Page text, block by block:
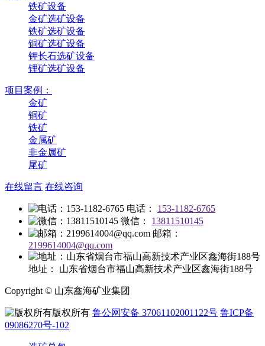
铁矿设备
金矿选矿设备
铁矿选矿设备
铜矿选矿设备
钾长石选矿设备
锂矿选矿设备
项目案例：
金矿
铜矿
铁矿
金属矿
非金属矿
尾矿
在线留言 在线咨询
电话：
153-1182-6765
微信：
13811510145
邮箱：
2199614004@qq.com
地址： 山东省烟台市福山高新技术产业区鑫海街188号
Copyright © 山东鑫海矿业集团
版权所有 鲁公网安备 37061102001122号 鲁ICP备
09086270号-102